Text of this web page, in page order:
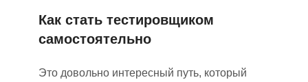
Как стать тестировщиком
самостоятельно
Это довольно интересный путь, который